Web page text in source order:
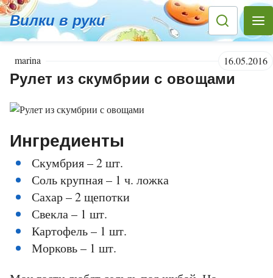
Вилки в руки
marina 16.05.2016
Рулет из скумбрии с овощами
Ингредиенты
Скумбрия – 2 шт.
Соль крупная – 1 ч. ложка
Сахар – 2 щепотки
Свекла – 1 шт.
Картофель – 1 шт.
Морковь – 1 шт.